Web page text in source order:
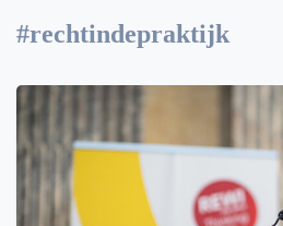
#rechtindepraktijk